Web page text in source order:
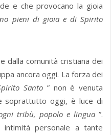
e che provocano la gioia
pieni di gioia e di Spirito
dalla comunità cristiana dei
ancora oggi. La forza dei
Santo ” non è venuta
soprattutto oggi, è luce di
tribù, popolo e lingua ”.
personale a tante